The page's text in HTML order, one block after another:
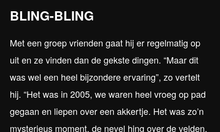
BLING-BLING
Met een groep vrienden gaat hij er regelmatig op
uit en ze vinden dan de gekste dingen. “Maar dit
was wel een heel bijzondere ervaring”, zo vertelt
hij. “Het was in 2005, we waren heel vroeg op pad
gegaan en liepen over een akkertje. Het was zo’n
mysterieus moment, de nevel hing over de velden,